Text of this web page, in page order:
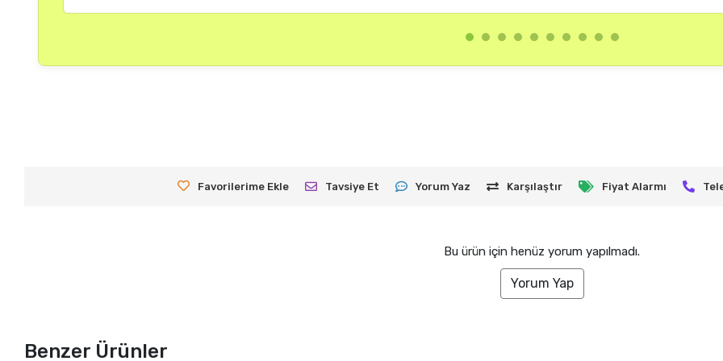
Favorilerime Ekle Tavsiye Et Yorum Yaz Karşılaştır Fiyat Alarmı
Bu ürün için henüz yorum yapılmadı.
Yorum Yap
Benzer Ürünler